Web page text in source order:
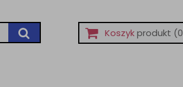
Koszykprodukt